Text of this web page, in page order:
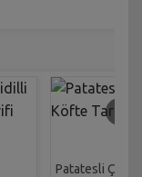
Patatesli Çıtır